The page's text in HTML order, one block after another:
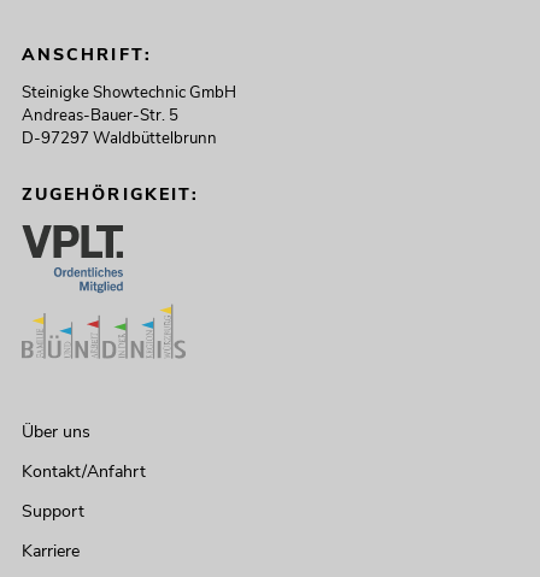
ANSCHRIFT:
Steinigke Showtechnic GmbH
Andreas-Bauer-Str. 5
D-97297 Waldbüttelbrunn
ZUGEHÖRIGKEIT:
Über uns
Kontakt/Anfahrt
Support
Karriere